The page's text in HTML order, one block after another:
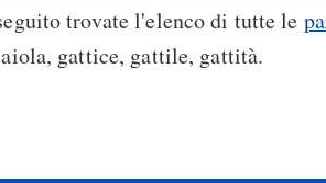
trovate l'elenco di tutte le
gattice, gattile, gattità.